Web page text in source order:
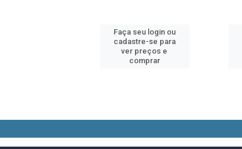
Faça seu login ou
cadastre-se para
ver preços e
comprar